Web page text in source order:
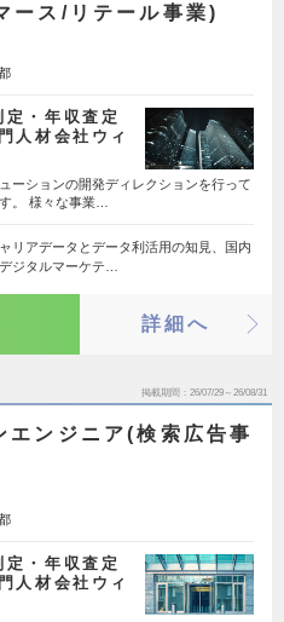
ース/リテール事業)
・年収査定
人材会社ウィ
ーションの開発ディレクションを行って
。 様々な事業…
リアデータとデータ利活用の知見、国内
ジタルマーケテ…
詳細へ
掲載期間 26/07/29～26/08/31
ンジニア(検索広告事
・年収査定
人材会社ウィ